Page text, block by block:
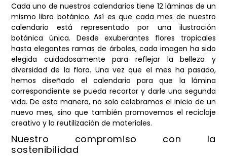
Cada uno de nuestros calendarios tiene 12 láminas de un
mismo libro botánico. Así es que cada mes de nuestro
calendario está representado por una ilustración
botánica única. Desde exuberantes flores tropicales
hasta elegantes ramas de árboles, cada imagen ha sido
elegida cuidadosamente para reflejar la belleza y
diversidad de la flora. Una vez que el mes ha pasado,
hemos diseñado el calendario para que la lámina
correspondiente se pueda recortar y darle una segunda
vida. De esta manera, no solo celebramos el inicio de un
nuevo mes, sino que también promovemos el reciclaje
creativo y la reutilización de materiales.
Nuestro compromiso con la
sostenibilidad